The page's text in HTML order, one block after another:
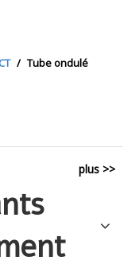
/ Tube ondulé
plus >>